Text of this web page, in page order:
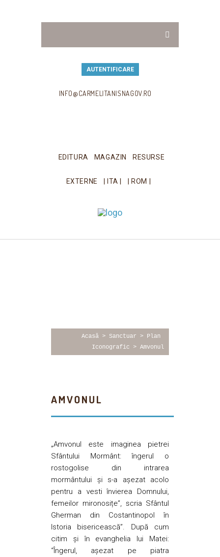
AUTENTIFICARE
INFO@CARMELITANISNAGOV.RO
EDITURA MAGAZIN RESURSE
EXTERNE | ITA | | ROM |
Acasă > Sanctuar > Plan
Iconografic > Amvonul
AMVONUL
„Amvonul este imaginea pietrei
Sfântului Mormânt: îngerul o
rostogolise din intrarea
mormântului şi s-a aşezat acolo
pentru a vesti învierea Domnului,
femeilor mironosițe”, scria Sfântul
Gherman din Costantinopol în
Istoria bisericească”. După cum
citim și în evanghelia lui Matei:
“Îngerul, aşezat pe piatra